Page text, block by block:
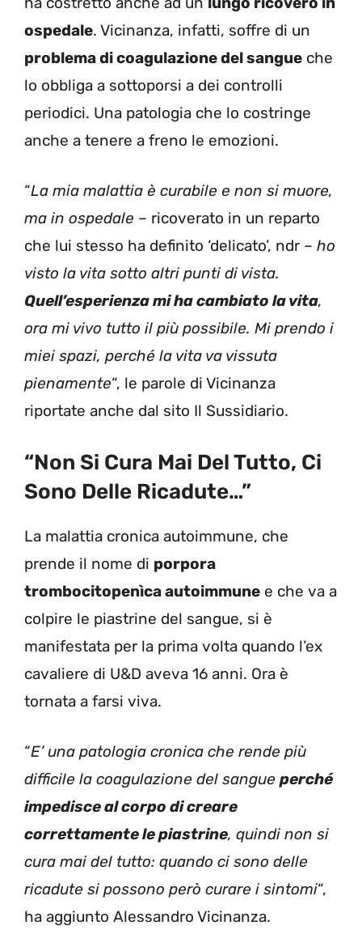
ospedale. Vicinanza, infatti, soffre di un
problema di coagulazione del sangue che
lo obbliga a sottoporsi a dei controlli
periodici. Una patologia che lo costringe
anche a tenere a freno le emozioni.
“La mia malattia è curabile e non si muore,
ma in ospedale – ricoverato in un reparto
che lui stesso ha definito ‘delicato’, ndr – ho
visto la vita sotto altri punti di vista.
Quell’esperienza mi ha cambiato la vita,
ora mi vivo tutto il più possibile. Mi prendo i
miei spazi, perché la vita va vissuta
pienamente“, le parole di Vicinanza
riportate anche dal sito Il Sussidiario.
“Non Si Cura Mai Del Tutto, Ci
Sono Delle Ricadute…”
La malattia cronica autoimmune, che
prende il nome di porpora
trombocitopenìca autoimmune e che va a
colpire le piastrine del sangue, si è
manifestata per la prima volta quando l’ex
cavaliere di U&D aveva 16 anni. Ora è
tornata a farsi viva.
“E’ una patologia cronica che rende più
difficile la coagulazione del sangue perché
impedisce al corpo di creare
correttamente le piastrine, quindi non si
cura mai del tutto: quando ci sono delle
ricadute si possono però curare i sintomi“,
ha aggiunto Alessandro Vicinanza.